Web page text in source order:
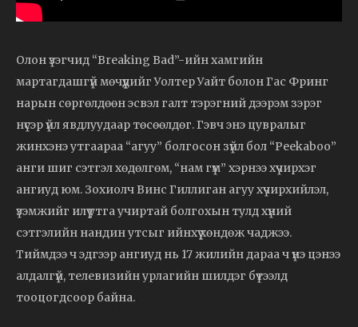
Олон үзэгчид “Breaking Bad”-ийн хамгийн
мартагдашгүй мөчүүдийг Уолтер Уайт болон Гас Фринг
нарын сөргөлдөөн эсвэл галт тэрэгний дээрэм зэрэг
нүсэр үйл явдлуудаар төсөөлдөг. Гэвч энэ цувралыг
жинхэнэ утгаараа “агуу” болгосон зүйл бол “Peekaboo”
анги шиг сэтгэл хөдөлгөм, “нам гүм” хэрнээ хүчирхэг
ангиуд юм. Зохиолч Винс Гиллиган агуу хүчирхийлэл,
үзэмжийг илүү утга учиртай болгохын тулд хүний
сэтгэлийн нандин утсыг ийнхүү хөндөж чаджээ.
Тиймдээ ч эдгээр ангиуд нь 17 жилийн дараа ч үнэ цэнээ
алдалгүй, телевизийн урлагийн шилдэг бүтээлд
тооцогдсоор байна.